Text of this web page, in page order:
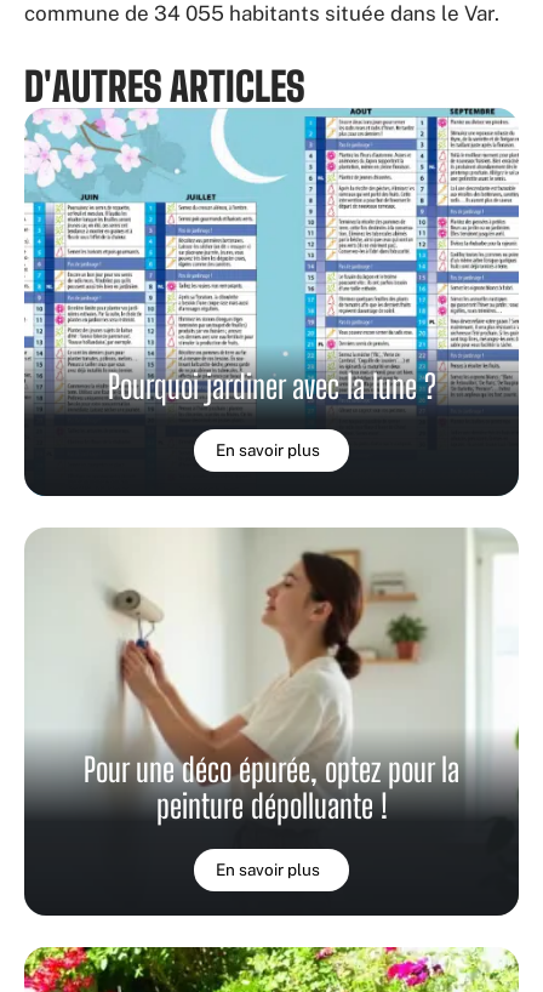
commune de 34 055 habitants située dans le Var.
D'AUTRES ARTICLES
Pourquoi jardiner avec la lune ?
En savoir plus
Pour une déco épurée, optez pour la
peinture dépolluante !
En savoir plus